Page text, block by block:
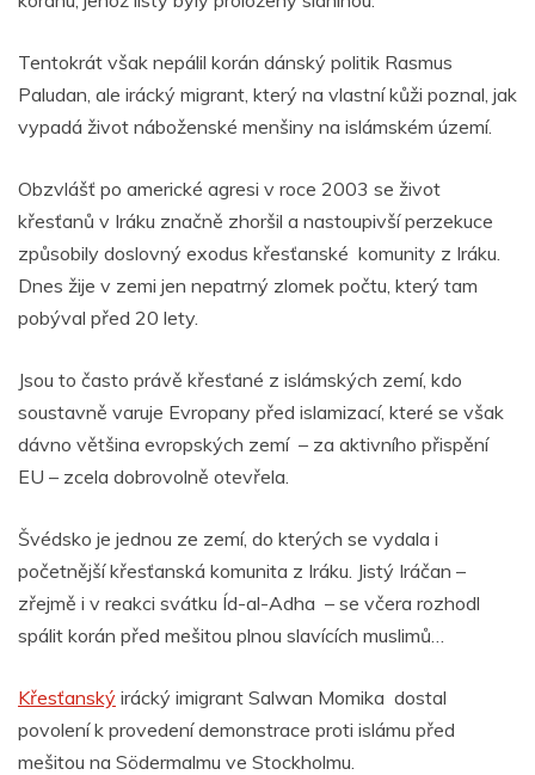
o
k
p er
Tentokrát však nepálil korán dánský politik Rasmus
Paludan, ale irácký migrant, který na vlastní kůži poznal, jak
vypadá život náboženské menšiny na islámském území.
Obzvlášť po americké agresi v roce 2003 se život
křesťanů v Iráku značně zhoršil a nastoupivší perzekuce
způsobily doslovný exodus křesťanské komunity z Iráku.
Dnes žije v zemi jen nepatrný zlomek počtu, který tam
pobýval před 20 lety.
Jsou to často právě křesťané z islámských zemí, kdo
soustavně varuje Evropany před islamizací, které se však
dávno většina evropských zemí – za aktivního přispění
EU – zcela dobrovolně otevřela.
Švédsko je jednou ze zemí, do kterých se vydala i
početnější křesťanská komunita z Iráku. Jistý Iráčan –
zřejmě i v reakci svátku Íd-al-Adha – se včera rozhodl
spálit korán před mešitou plnou slavících muslimů…
Křesťanský irácký imigrant Salwan Momika dostal
povolení k provedení demonstrace proti islámu před
mešitou na Södermalmu ve Stockholmu.